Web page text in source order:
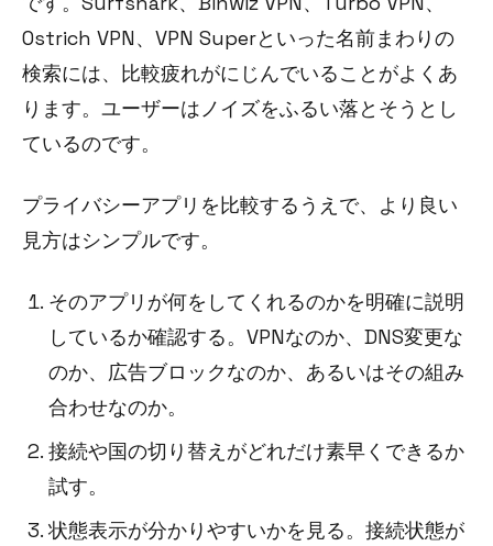
Ostrich VPN、VPN Superといった名前まわりの
検索には、比較疲れがにじんでいることがよくあ
ります。ユーザーはノイズをふるい落とそうとし
ているのです。
プライバシーアプリを比較するうえで、より良い
見方はシンプルです。
そのアプリが何をしてくれるのかを明確に説明
しているか確認する。VPNなのか、DNS変更な
のか、広告ブロックなのか、あるいはその組み
合わせなのか。
接続や国の切り替えがどれだけ素早くできるか
試す。
状態表示が分かりやすいかを見る。接続状態が